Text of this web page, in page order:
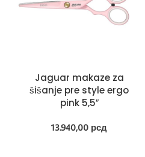
Jaguar makaze za
šišanje pre style ergo
pink 5,5″
13.940,00 рсд